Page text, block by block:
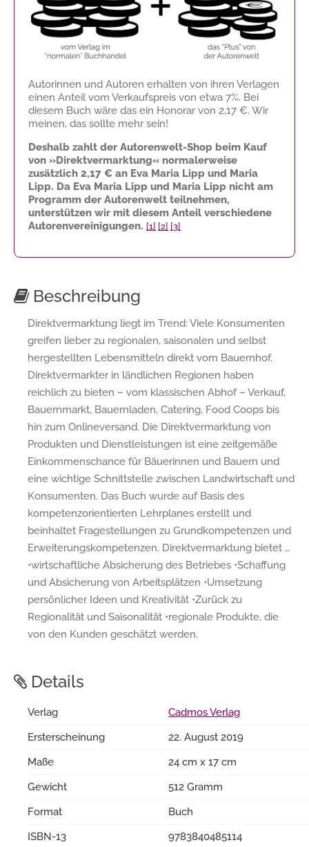
Autorinnen und Autoren erhalten von ihren Verlagen
einen Anteil vom Verkaufspreis von etwa 7%. Bei
diesem Buch wäre das ein Honorar von 2,17 €. Wir
meinen, das sollte mehr sein!
Deshalb zahlt der Autorenwelt-Shop beim Kauf
von »Direktvermarktung« normalerweise
zusätzlich 2,17 € an Eva Maria Lipp und Maria
Lipp. Da Eva Maria Lipp und Maria Lipp nicht am
Programm der Autorenwelt teilnehmen,
unterstützen wir mit diesem Anteil verschiedene
Autorenvereinigungen. [1] [2] [3]
Beschreibung
Direktvermarktung liegt im Trend: Viele Konsumenten
greifen lieber zu regionalen, saisonalen und selbst
hergestellten Lebensmitteln direkt vom Bauernhof.
Direktvermarkter in ländlichen Regionen haben
reichlich zu bieten – vom klassischen Abhof – Verkauf,
Bauernmarkt, Bauernladen, Catering, Food Coops bis
hin zum Onlineversand. Die Direktvermarktung von
Produkten und Dienstleistungen ist eine zeitgemäße
Einkommenschance für Bäuerinnen und Bauern und
eine wichtige Schnittstelle zwischen Landwirtschaft und
Konsumenten. Das Buch wurde auf Basis des
kompetenzorientierten Lehrplanes erstellt und
beinhaltet Fragestellungen zu Grundkompetenzen und
Erweiterungskompetenzen. Direktvermarktung bietet …
•wirtschaftliche Absicherung des Betriebes •Schaffung
und Absicherung von Arbeitsplätzen •Umsetzung
persönlicher Ideen und Kreativität •Zurück zu
Regionalität und Saisonalität •regionale Produkte, die
von den Kunden geschätzt werden.
Details
Verlag
Cadmos Verlag
Ersterscheinung
22. August 2019
Maße
24 cm x 17 cm
Gewicht
512 Gramm
Format
Buch
ISBN-13
9783840485114